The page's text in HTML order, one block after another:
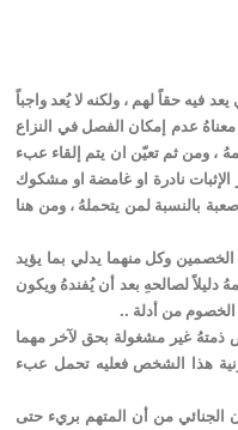
فيه حقاً لهم ، ولكنه لا يُعد واجباً
عدم إمكان الفصل في النزاع
، ومن ثم تعيّن ان يتم إلقاء عبء
نادرة او غامضة او مشكوك
بالنسبة لمن يتحملهُ ، ومن هنا
الخصمين وكل منهما يدلي بما يؤيد
لصالحهِ بعد أن يُفندهُ ويكون
الخصوم من أدلة ..
غير مشغولة بحق لآخر مهما
هذا الشخص فعليه تحمل عبء
الجنائي من أن المتهم بريء حتى